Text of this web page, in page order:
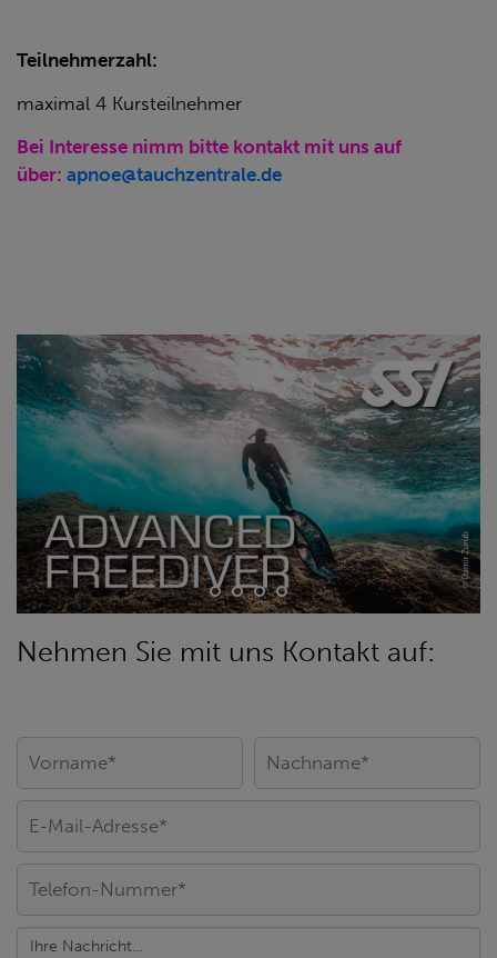
Teilnehmerzahl:
maximal 4 Kursteilnehmer
Bei Interesse nimm bitte kontakt mit uns auf
über: apnoe@tauchzentrale.de
Nehmen Sie mit uns Kontakt auf: